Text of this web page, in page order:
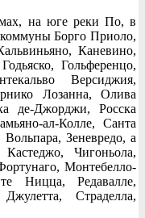
на юге реки По, в
Борго Приоло,
Каневино,
Гольференцо,
Версиджия,
Лозанна, Олива
де-Джорджи, Росска
ал-Колле, Санта
Зеневредо, а
Чигоньола,
Монтебелло-
Ницца, Редавалле,
Страделла,